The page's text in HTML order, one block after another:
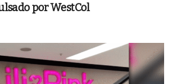
por WestCol